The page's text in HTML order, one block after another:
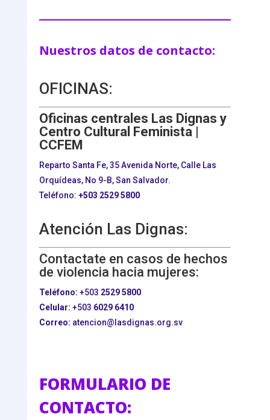
Nuestros datos de contacto:
OFICINAS:
Oficinas centrales Las Dignas y
Centro Cultural Feminista |
CCFEM
Reparto Santa Fe, 35 Avenida Norte, Calle Las
Orquídeas, No 9-B, San Salvador.
Teléfono: +503 2529 5800
Atención Las Dignas:
Contactate en casos de hechos
de violencia hacia mujeres:
Teléfono: +503 2529 5800
Celular: +503 6029 6410
Correo: atencion@lasdignas.org.sv
FORMULARIO DE
CONTACTO: